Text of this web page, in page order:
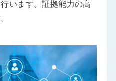
います。証拠能力の高